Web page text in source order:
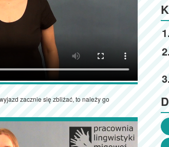
zacznie się zbliżać, to należy go